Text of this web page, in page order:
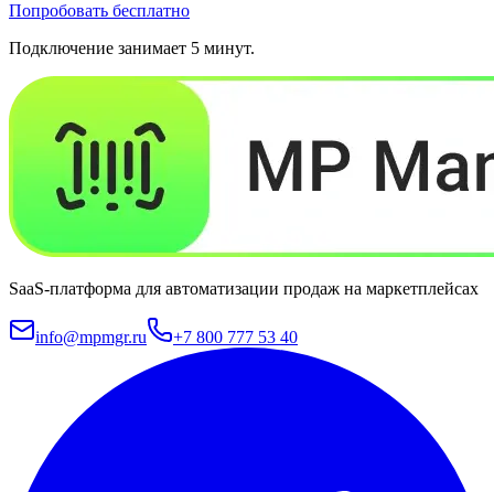
Попробовать бесплатно
Подключение занимает 5 минут.
SaaS-платформа для автоматизации продаж на маркетплейсах
info@mpmgr.ru +7 800 777 53 40